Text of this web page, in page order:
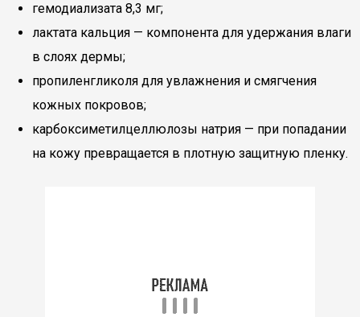
гемодиализата 8,3 мг;
лактата кальция — компонента для удержания влаги
в слоях дермы;
пропиленгликоля для увлажнения и смягчения
кожных покровов;
карбоксиметилцеллюлозы натрия — при попадании
на кожу превращается в плотную защитную пленку.